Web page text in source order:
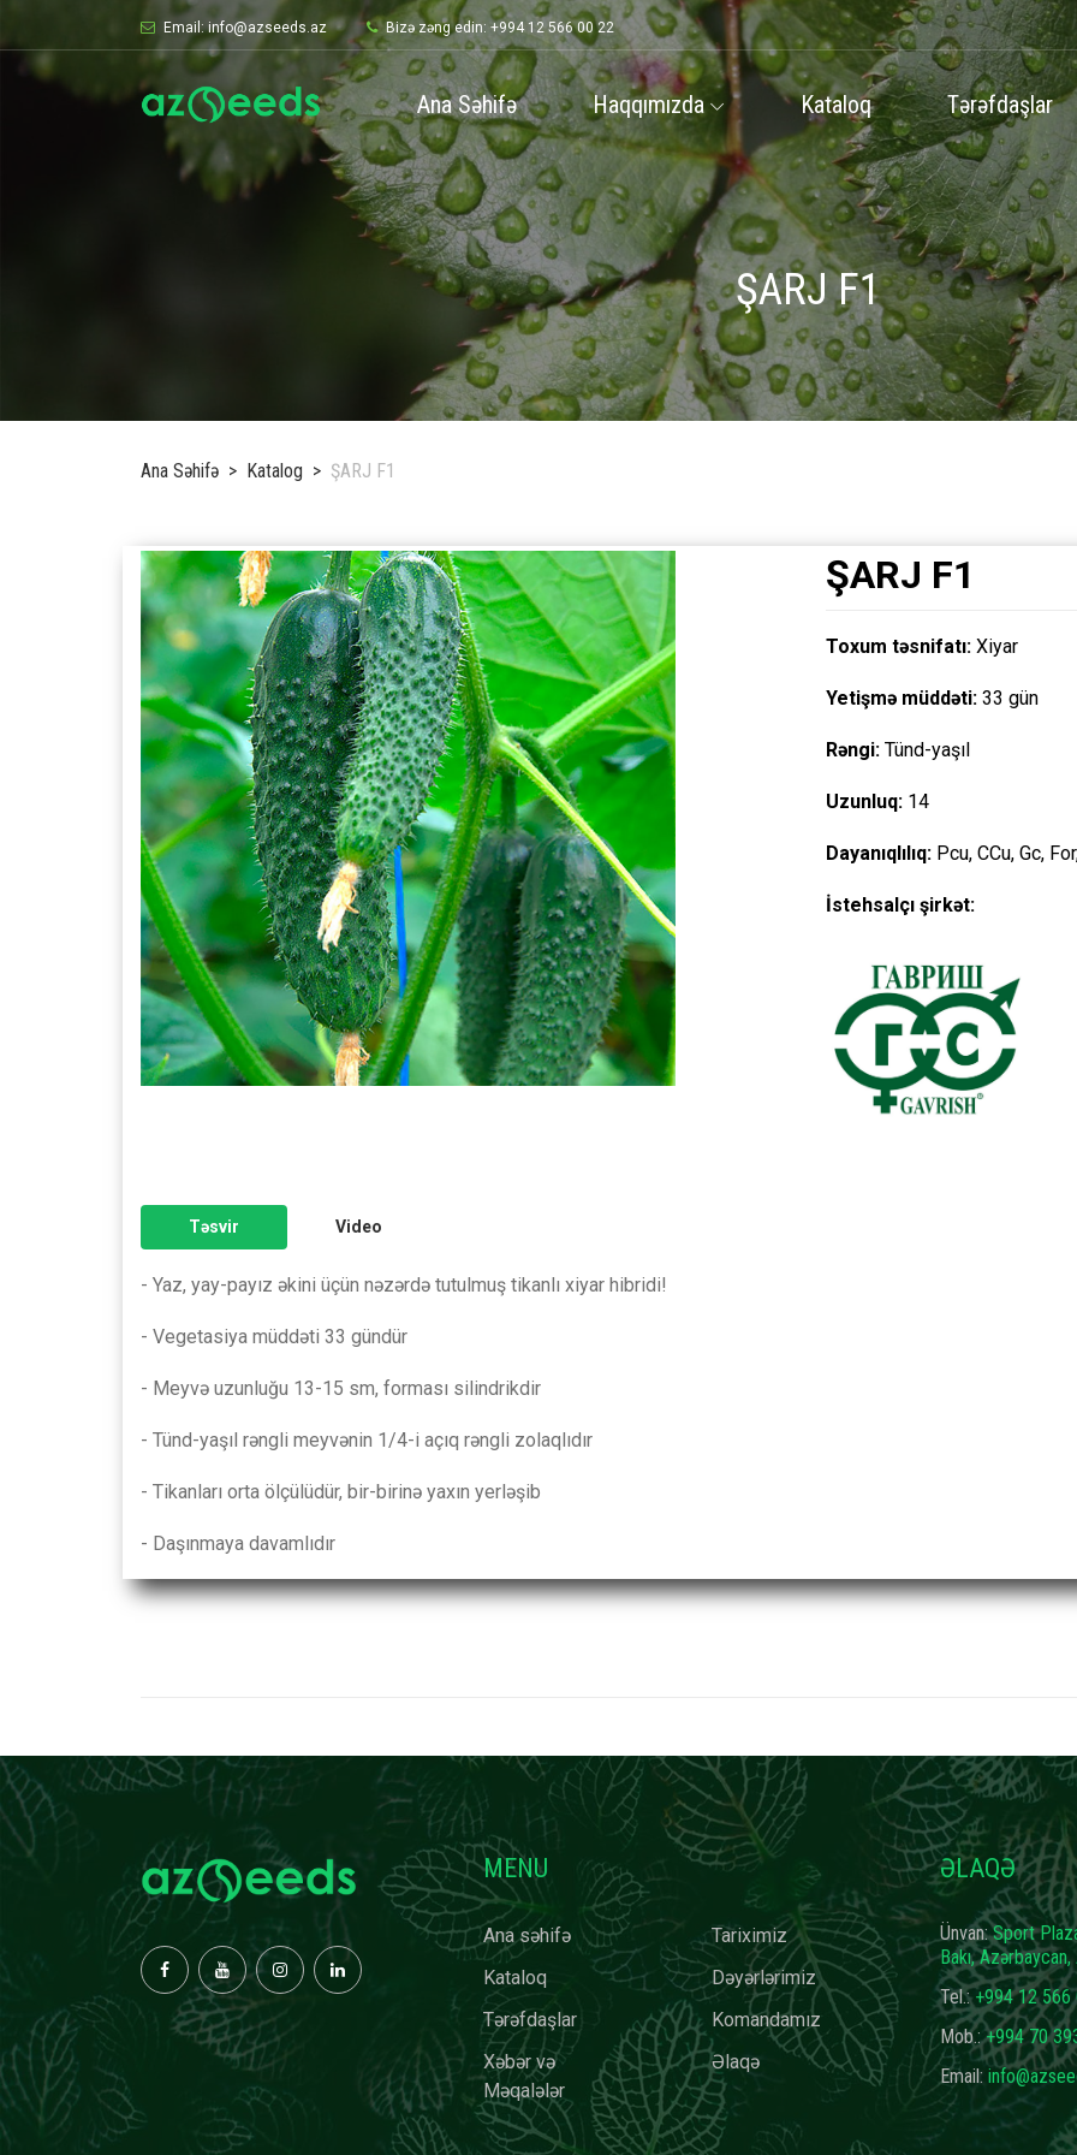
Email: info@azseeds.az Bizə zəng edin: +994 12 566 00 22
Ana Səhifə Haqqımızda Kataloq Tərəfdaşlar
ŞARJ F1
Ana Səhifə Katalog ŞARJ F1
ŞARJ F1
Toxum təsnifatı: Xiyar
Yetişmə müddəti: 33 gün
Rəngi: Tünd-yaşıl
Uzunluq: 14
Dayanıqlılıq: Pcu, CCu, Gc,
İstehsalçı şirkət:
Təsvir Video
- Yaz, yay-payız əkini üçün nəzərdə tutulmuş tikanlı xiyar hibridi!
- Vegetasiya müddəti 33 gündür
- Meyvə uzunluğu 13-15 sm, forması silindrikdir
- Tünd-yaşıl rəngli meyvənin 1/4-i açıq rəngli zolaqlıdır
- Tikanları orta ölçülüdür, bir-birinə yaxın yerləşib
- Daşınmaya davamlıdır
MENU
Ana səhifə
Kataloq
Tərəfdaşlar
Xəbər və
Məqalələr
Tariximiz
Dəyərlərimiz
Komandamız
Əlaqə
ƏLAQƏ
Ünvan:Sport
Bakı,
Tel.:+994 12 566
Mob.:+994 70
Email: